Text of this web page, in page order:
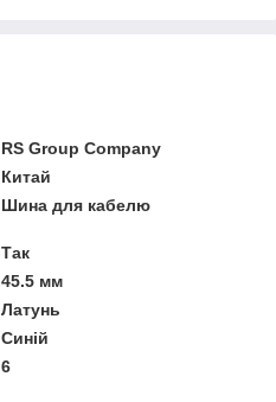
RS Group Company
Китай
Шина для кабелю
Так
45.5 мм
Латунь
Синій
6